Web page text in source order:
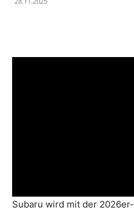
Subaru wird mit der